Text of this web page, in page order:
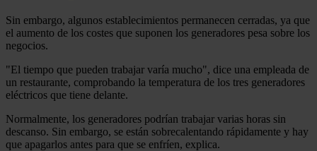
Sin embargo, algunos establecimientos permanecen cerradas, ya que
el aumento de los costes que suponen los generadores pesa sobre los
negocios.
"El tiempo que pueden trabajar varía mucho", dice una empleada de
un restaurante, comprobando la temperatura de los tres generadores
eléctricos que tiene delante.
Normalmente, los generadores podrían trabajar varias horas sin
descanso. Sin embargo, se están sobrecalentando rápidamente y hay
que apagarlos antes para que se enfríen, explica.